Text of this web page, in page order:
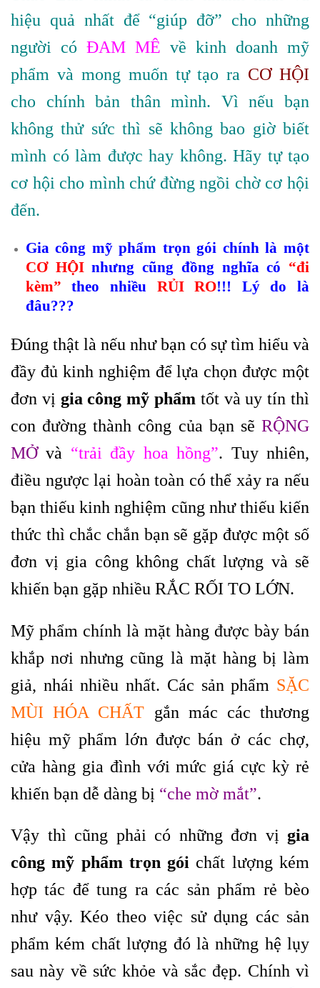
hiệu quả nhất để “giúp đỡ” cho những
người có ĐAM MÊ về kinh doanh mỹ
phẩm và mong muốn tự tạo ra CƠ HỘI
cho chính bản thân mình. Vì nếu bạn
không thử sức thì sẽ không bao giờ biết
mình có làm được hay không. Hãy tự tạo
cơ hội cho mình chứ đừng ngồi chờ cơ hội
đến.
Gia công mỹ phẩm trọn gói chính là một
CƠ HỘInhưng cũng đồng nghĩa có “đi
kèm” theo nhiều RỦI RO!!! Lý do là
đâu???
Đúng thật là nếu như bạn có sự tìm hiểu và
đầy đủ kinh nghiệm để lựa chọn được một
đơn vị gia công mỹ phẩm tốt và uy tín thì
con đường thành công của bạn sẽ RỘNG
MỞvà “trải đầy hoa hồng”. Tuy nhiên,
điều ngược lại hoàn toàn có thể xảy ra nếu
bạn thiếu kinh nghiệm cũng như thiếu kiến
thức thì chắc chắn bạn sẽ gặp được một số
đơn vị gia công không chất lượng và sẽ
khiến bạn gặp nhiều RẮC RỐI TO LỚN.
Mỹ phẩm chính là mặt hàng được bày bán
khắp nơi nhưng cũng là mặt hàng bị làm
giả, nhái nhiều nhất. Các sản phẩm SẶC
MÙI HÓA CHẤT gắn mác các thương
hiệu mỹ phẩm lớn được bán ở các chợ,
cửa hàng gia đình với mức giá cực kỳ rẻ
khiến bạn dễ dàng bị “che mờ mắt”.
Vậy thì cũng phải có những đơn vị gia
công mỹ phẩm trọn gói chất lượng kém
hợp tác để tung ra các sản phẩm rẻ bèo
như vậy. Kéo theo việc sử dụng các sản
phẩm kém chất lượng đó là những hệ lụy
sau này về sức khỏe và sắc đẹp. Chính vì